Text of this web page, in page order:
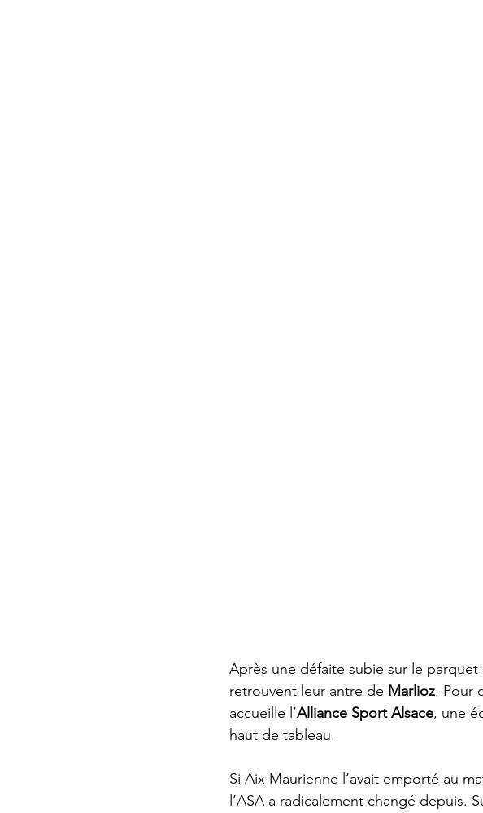
Après une défaite subie sur le
retrouvent leur antre de Marlioz. Pour
accueille l’Alliance Sport Alsace, une
haut de tableau.
Si Aix Maurienne l’avait emporté au
l’ASA a radicalement changé depuis.